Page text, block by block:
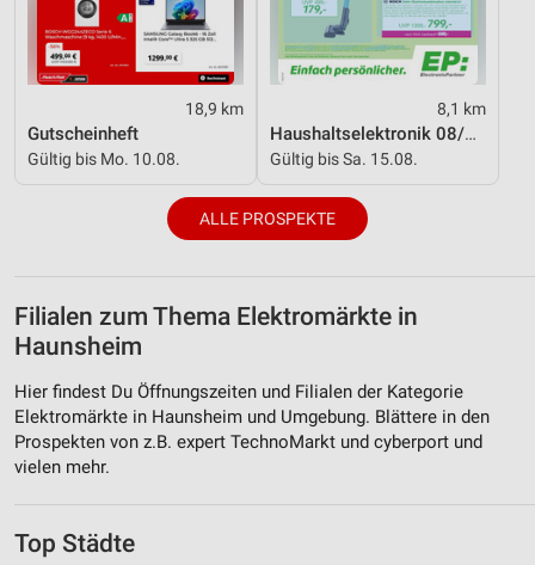
18,9 km
Gutscheinheft
Gültig bis Mo. 10.08.
8,1 km
Haushaltselektronik 08/2026
Gültig bis Sa. 15.08.
ALLE PROSPEKTE
Filialen zum Thema Elektromärkte in
Haunsheim
Hier findest Du Öffnungszeiten und Filialen der Kategorie
Elektromärkte in Haunsheim und Umgebung. Blättere in den
Prospekten von z.B. expert TechnoMarkt und cyberport und
vielen mehr.
Top Städte